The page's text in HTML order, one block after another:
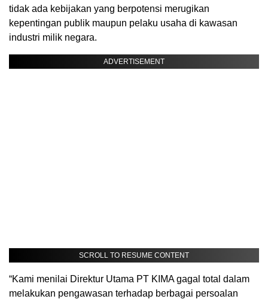
tidak ada kebijakan yang berpotensi merugikan
kepentingan publik maupun pelaku usaha di kawasan
industri milik negara.
ADVERTISEMENT
SCROLL TO RESUME CONTENT
“Kami menilai Direktur Utama PT KIMA gagal total dalam
melakukan pengawasan terhadap berbagai persoalan